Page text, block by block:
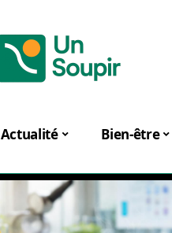
Actualité Bien-être